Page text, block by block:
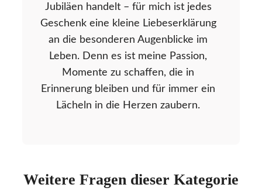
Jubiläen handelt – für mich ist jedes
Geschenk eine kleine Liebeserklärung
an die besonderen Augenblicke im
Leben. Denn es ist meine Passion,
Momente zu schaffen, die in
Erinnerung bleiben und für immer ein
Lächeln in die Herzen zaubern.
Weitere Fragen dieser Kategorie